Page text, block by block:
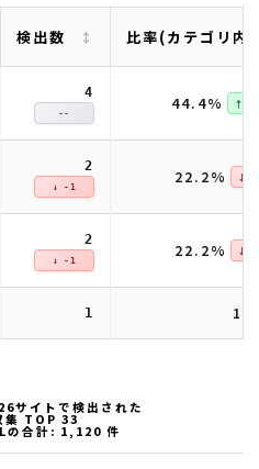
検出数 比率(カテゴリ
4
-- 44.4% ↑ +
2
↓ -1 22.2% ↓ -
2
↓ -1 22.2% ↓ -
1
サイトで検出された
集 TOP 33
の合計: 1,120 件